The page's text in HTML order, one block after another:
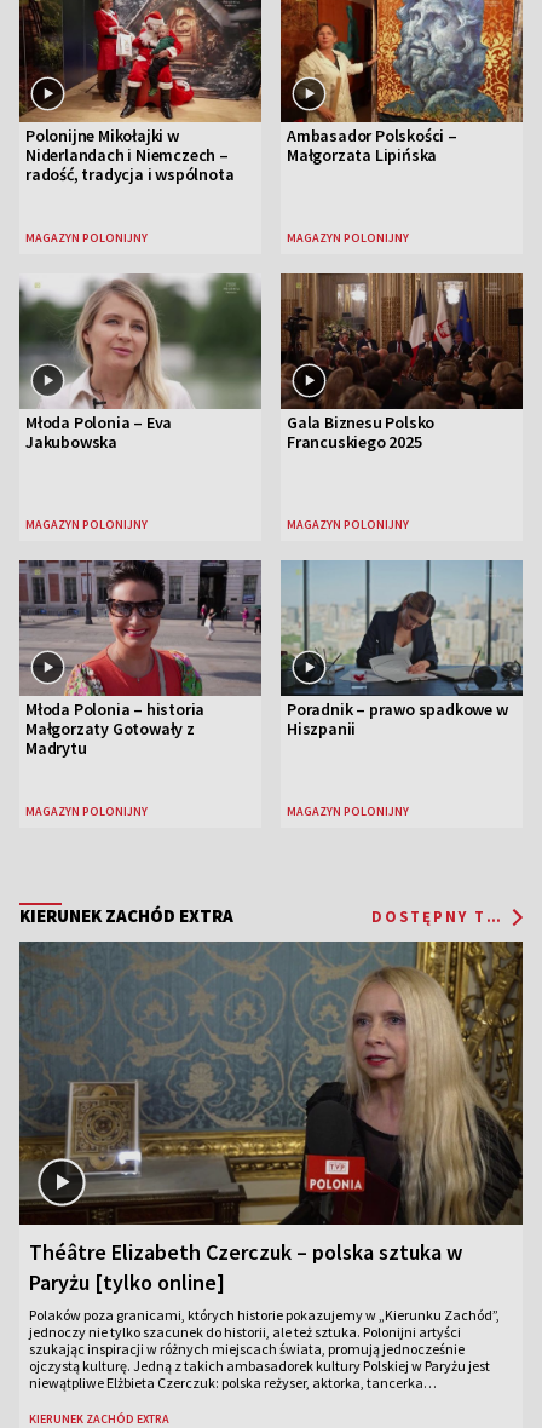
Polonijne Mikołajki w
Niderlandach i Niemczech –
radość, tradycja i wspólnota
MAGAZYN POLONIJNY
Ambasador Polskości –
Małgorzata Lipińska
MAGAZYN POLONIJNY
Młoda Polonia – Eva
Jakubowska
MAGAZYN POLONIJNY
Gala Biznesu Polsko
Francuskiego 2025
MAGAZYN POLONIJNY
Młoda Polonia – historia
Małgorzaty Gotowały z
Madrytu
MAGAZYN POLONIJNY
Poradnik – prawo spadkowe w
Hiszpanii
MAGAZYN POLONIJNY
KIERUNEK ZACHÓD EXTRA DOSTĘPNY TYLKO ONLINE
Théâtre Elizabeth Czerczuk – polska sztuka w
Paryżu [tylko online]
Polaków poza granicami, których historie pokazujemy w „Kierunku Zachód”,
jednoczy nie tylko szacunek do historii, ale też sztuka. Polonijni artyści
szukając inspiracji w różnych miejscach świata, promują jednocześnie
ojczystą kulturę. Jedną z takich ambasadorek kultury Polskiej w Paryżu jest
niewątpliwe Elżbieta Czerczuk: polska reżyser, aktorka, tancerka…
KIERUNEK ZACHÓD EXTRA